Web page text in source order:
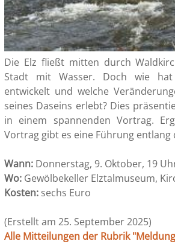
Die Elz fließt mitten durch
Stadt mit Wasser. Doch wie
entwickelt und welche
seines Daseins erlebt? Dies
in einem spannenden Vortrag.
Vortrag gibt es eine Führung entlang
Wann: Donnerstag, 9. Oktober, 19
Wo: Gewölbekeller Elztalmuseum,
Kosten: sechs Euro
(Erstellt am 25. September 2025)
Alle Mitteilungen der Rubrik